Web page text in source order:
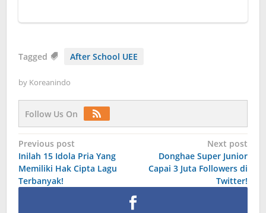
Tagged After School UEE
by Koreanindo
Follow Us On
Post
navigation
Previous post
Inilah 15 Idola Pria Yang
Memiliki Hak Cipta Lagu
Terbanyak!
Next post
Donghae Super Junior
Capai 3 Juta Followers di
Twitter!